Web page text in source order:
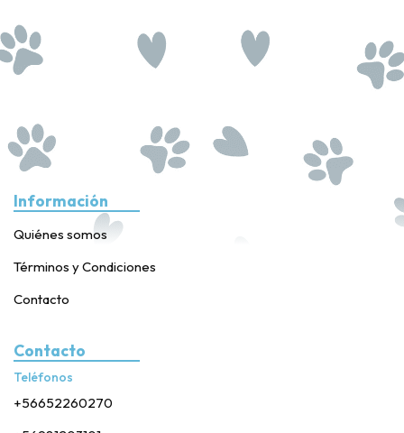
Información
Quiénes somos
Términos y Condiciones
Contacto
Contacto
Teléfonos
+56652260270